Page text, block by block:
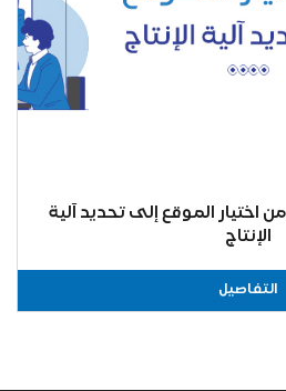
اختيار الموقع إلى تحديد آلية
الإنتاج
التفاصيل